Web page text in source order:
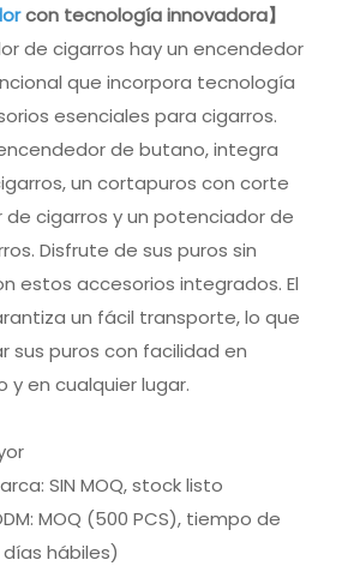
con tecnología innovadora】
de cigarros hay un encendedor
que incorpora tecnología
esenciales para cigarros.
de butano, integra
un cortapuros con corte
de cigarros y un potenciador de
Disfrute de sus puros sin
estos accesorios integrados. El
un fácil transporte, lo que
sus puros con facilidad en
en cualquier lugar.
SIN MOQ, stock listo
MOQ (500 PCS), tiempo de
hábiles)